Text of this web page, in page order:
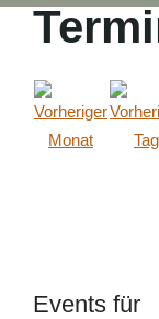
Events für